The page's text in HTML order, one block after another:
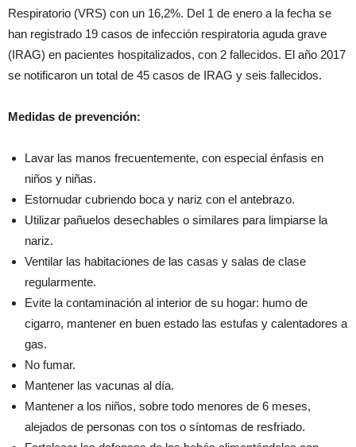
Respiratorio (VRS) con un 16,2%. Del 1 de enero a la fecha se
han registrado 19 casos de infección respiratoria aguda grave
(IRAG) en pacientes hospitalizados, con 2 fallecidos. El año 2017
se notificaron un total de 45 casos de IRAG y seis fallecidos.
Medidas de prevención:
Lavar las manos frecuentemente, con especial énfasis en
niños y niñas.
Estornudar cubriendo boca y nariz con el antebrazo.
Utilizar pañuelos desechables o similares para limpiarse la
nariz.
Ventilar las habitaciones de las casas y salas de clase
regularmente.
Evite la contaminación al interior de su hogar: humo de
cigarro, mantener en buen estado las estufas y calentadores a
gas.
No fumar.
Mantener las vacunas al día.
Mantener a los niños, sobre todo menores de 6 meses,
alejados de personas con tos o síntomas de resfriado.